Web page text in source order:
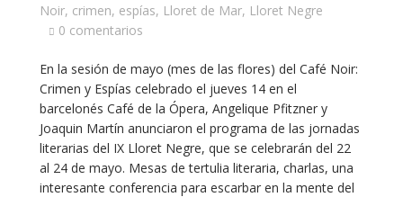
Noir, crimen, espías, Lloret de Mar, Lloret Negre
0 comentarios
En la sesión de mayo (mes de las flores) del Café Noir:
Crimen y Espías celebrado el jueves 14 en el
barcelonés Café de la Ópera, Angelique Pfitzner y
Joaquin Martín anunciaron el programa de las jornadas
literarias del IX Lloret Negre, que se celebrarán del 22
al 24 de mayo. Mesas de tertulia literaria, charlas, una
interesante conferencia para escarbar en la mente del